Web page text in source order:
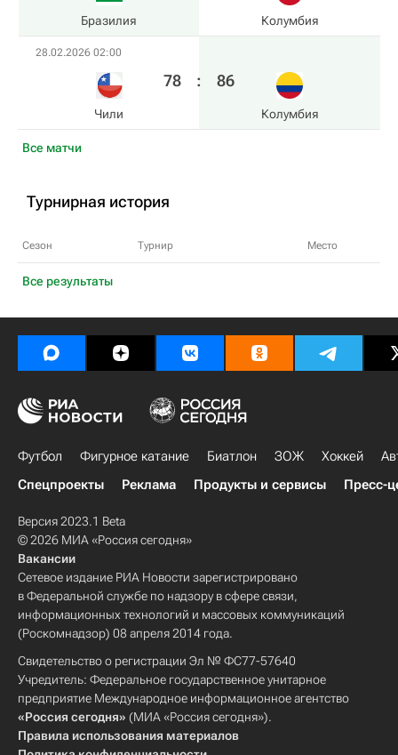
Все матчи
Бразилия Колумбия
28.02.2026 02:00
Чили
78 : 86
Колумбия
Турнирная история
Сезон Турнир Место
Все результаты
Футбол Фигурное катание Биатлон ЗОЖ Хоккей
Спецпроекты
Реклама Продукты и сервисы Пресс-
Версия 2023.1 Beta
© 2026 МИА «Россия сегодня»
Вакансии
Сетевое издание РИА Новости зарегистрировано
в Федеральной службе по надзору в сфере связи,
информационных технологий и массовых коммуникаций
(Роскомнадзор) 08 апреля 2014 года.
Свидетельство о регистрации Эл № ФС77-57640
Учредитель: Федеральное государственное унитарное
предприятие Международное информационное агентство
«Россия сегодня» (МИА «Россия сегодня»).
Правила использования материалов